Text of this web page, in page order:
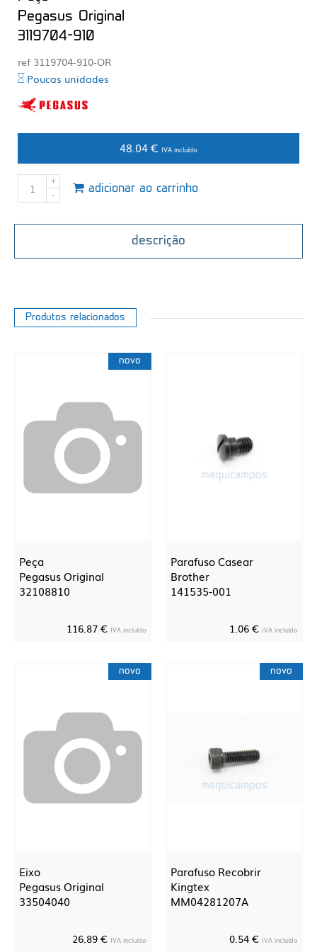
Pegasus Original
3119704-910
ref 3119704-910-OR
Poucas unidades
48.04 € IVA incluído
adicionar ao carrinho
descrição
Produtos relacionados
novo
Peça
Pegasus Original
32108810
116.87 € IVA incluído
Parafuso Casear
Brother
141535-001
1.06 € IVA incluído
novo
Eixo
Pegasus Original
33504040
26.89 € IVA incluído
novo
Parafuso Recobrir
Kingtex
MM04281207A
0.54 € IVA incluído